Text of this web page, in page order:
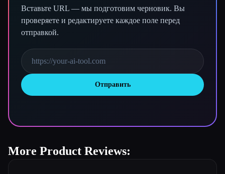
Вставьте URL — мы подготовим черновик. Вы
проверяете и редактируете каждое поле перед
отправкой.
Отправить
More Product Reviews: